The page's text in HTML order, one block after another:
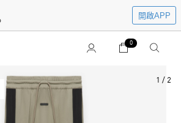
開啟APP
0
1 / 2